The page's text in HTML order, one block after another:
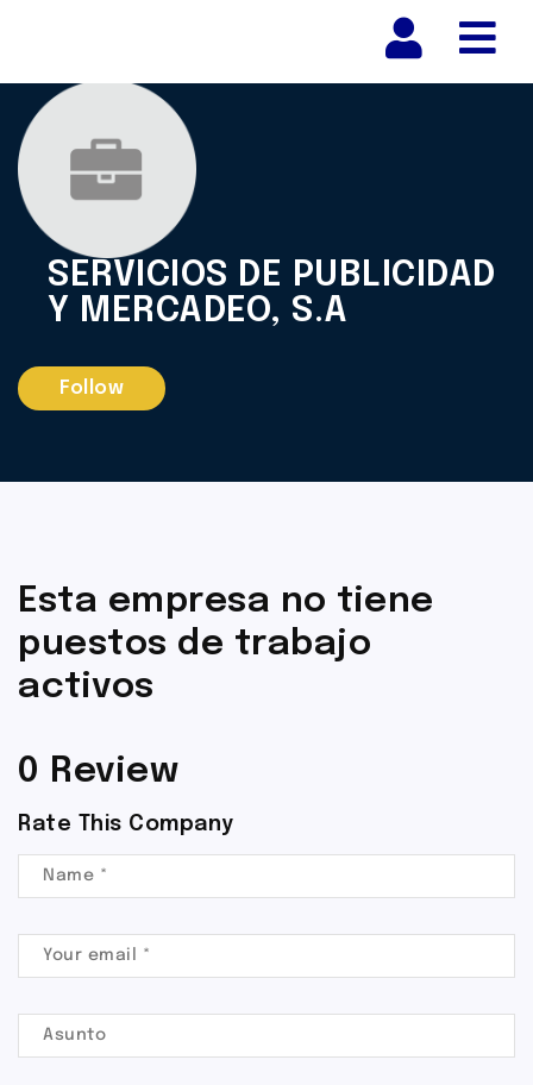
SERVICIOS DE PUBLICIDAD
Y MERCADEO, S.A
Follow
Esta empresa no tiene
puestos de trabajo
activos
0 Review
Rate This Company